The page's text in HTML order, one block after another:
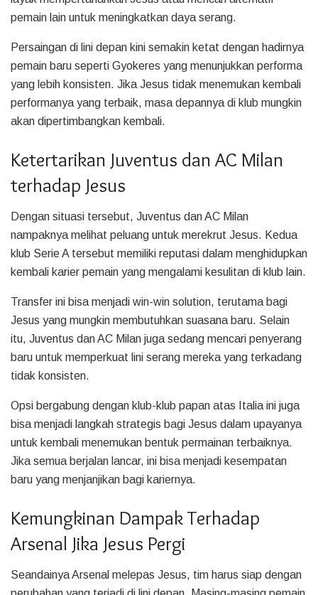
pemain lain untuk meningkatkan daya serang.
Persaingan di lini depan kini semakin ketat dengan hadirnya
pemain baru seperti Gyokeres yang menunjukkan performa
yang lebih konsisten. Jika Jesus tidak menemukan kembali
performanya yang terbaik, masa depannya di klub mungkin
akan dipertimbangkan kembali.
Ketertarikan Juventus dan AC Milan
terhadap Jesus
Dengan situasi tersebut, Juventus dan AC Milan
nampaknya melihat peluang untuk merekrut Jesus. Kedua
klub Serie A tersebut memiliki reputasi dalam menghidupkan
kembali karier pemain yang mengalami kesulitan di klub lain.
Transfer ini bisa menjadi win-win solution, terutama bagi
Jesus yang mungkin membutuhkan suasana baru. Selain
itu, Juventus dan AC Milan juga sedang mencari penyerang
baru untuk memperkuat lini serang mereka yang terkadang
tidak konsisten.
Opsi bergabung dengan klub-klub papan atas Italia ini juga
bisa menjadi langkah strategis bagi Jesus dalam upayanya
untuk kembali menemukan bentuk permainan terbaiknya.
Jika semua berjalan lancar, ini bisa menjadi kesempatan
baru yang menjanjikan bagi kariernya.
Kemungkinan Dampak Terhadap
Arsenal Jika Jesus Pergi
Seandainya Arsenal melepas Jesus, tim harus siap dengan